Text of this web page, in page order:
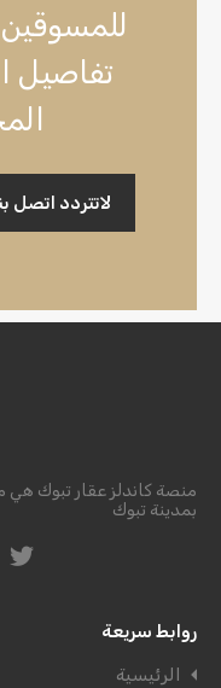
تفاصيل
لاتتردد اتصل
منصة كاندلز عقار تبوك
بمدينة تبوك
روابط سريعة
الرئيسية